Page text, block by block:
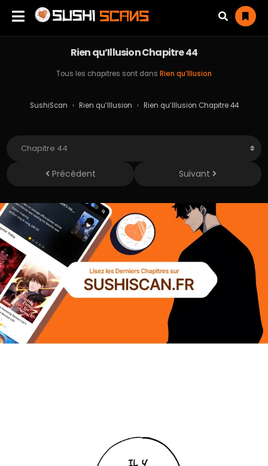
Rien qu’Illusion Chapitre 44
Tous les chapitres sont dans Rien qu’Illusion
SushiScan › Rien qu’Illusion › Rien qu’Illusion Chapitre 44
Précédent Suivant